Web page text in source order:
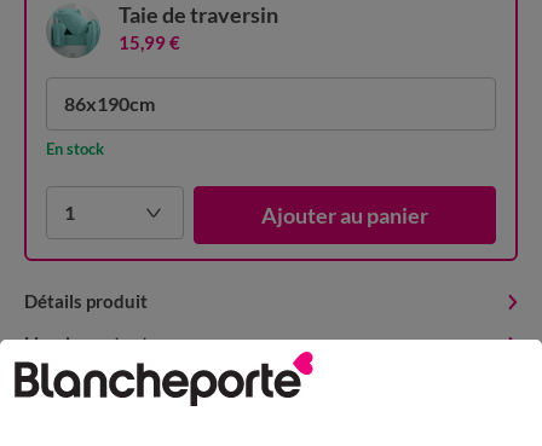
86x190cm
En stock
1 Ajouter au panier
Taie de traversin
15,99 €
Détails produit
Livraison et retour
Conseils entretien